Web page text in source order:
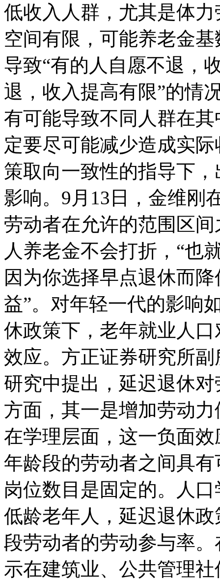
低收入人群，尤其是体
空间有限，可能养老金
导致“有的人自愿不退，
退，收入提高有限”的情
有可能导致不同人群在
定要尽可能减少造成实
策取向一致性的指导下
影响。9月13日，金维刚
劳动者在允许的范围区
人养老金不会打折，“也
因为你选择早点退休而
益”。对年轻一代的影响
休政策下，老年就业人
效应。方正证券研究所
研究中提出，延迟退休
方面，其一是增加劳动
在学理层面，这一负面
年龄段的劳动者之间具
岗位数目是固定的。人
低龄老年人，延迟退休
段劳动者的劳动参与率
示在建筑业、公共管理